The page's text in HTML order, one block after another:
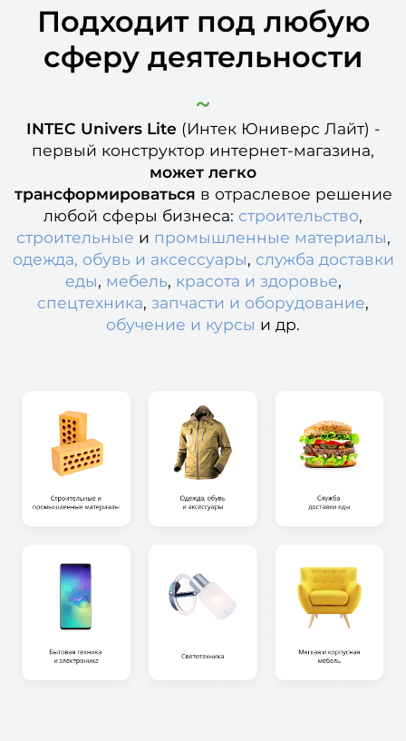
Подходит под любую
сферу деятельности
INTEC Univers Lite(Интек Юниверс Лайт) -
первый конструктор интернет-магазина,
может легко
трансформироваться в отраслевое решение
любой сферы бизнеса: строительство,
строительные и промышленные материалы,
одежда, обувь и аксессуары, служба доставки
еды, мебель, красота и здоровье,
спецтехника, запчасти и оборудование,
обучение и курсы и др.